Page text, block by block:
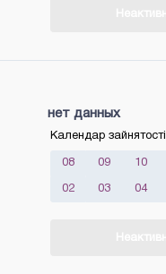
нет данных
Календар зайнятості
08 09 10
02 03 04